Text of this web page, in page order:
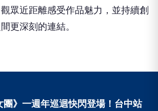
眾近距離感受作品魅力，並持續創
更深刻的連結。
團》一週年巡迴快閃登場！台中站